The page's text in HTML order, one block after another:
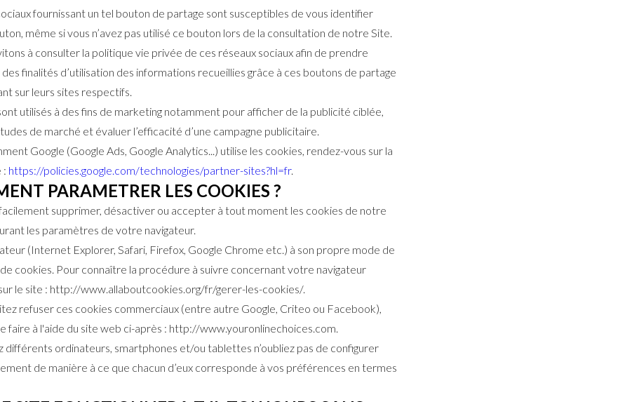
fournissant un tel bouton de partage sont susceptibles de vous identifier
même si vous n’avez pas utilisé ce bouton lors de la consultation de notre Site.
à consulter la politique vie privée de ces réseaux sociaux afin de prendre
des finalités d’utilisation des informations recueillies grâce à ces boutons de partage
sur leurs sites respectifs.
utilisés à des fins de marketing notamment pour afficher de la publicité ciblée,
de marché et évaluer l’efficacité d’une campagne publicitaire.
Google (Google Ads, Google Analytics...) utilise les cookies, rendez-vous sur la
: https://policies.google.com/technologies/partner-sites?hl=fr.
PARAMETRER LES COOKIES ?
supprimer, désactiver ou accepter à tout moment les cookies de notre
les paramètres de votre navigateur.
(Internet Explorer, Safari, Firefox, Google Chrome etc.) à son propre mode de
cookies. Pour connaître la procédure à suivre concernant votre navigateur
le site : http://www.allaboutcookies.org/fr/gerer-les-cookies/.
refuser ces cookies commerciaux (entre autre Google, Criteo ou Facebook),
faire à l'aide du site web ci-après : http://www.youronlinechoices.com.
différents ordinateurs, smartphones et/ou tablettes n’oubliez pas de configurer
de manière à ce que chacun d’eux corresponde à vos préférences en termes